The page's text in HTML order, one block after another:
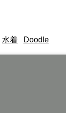
水着 Doodle